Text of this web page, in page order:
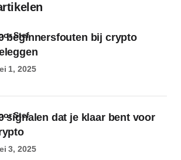
beginnersfouten bij crypto
Stef
1, 2025
signalen dat je klaar bent voor
Stef
3, 2025